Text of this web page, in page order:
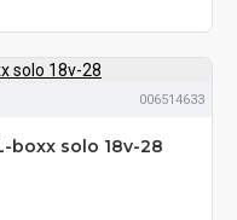
006514633
boxx solo 18v-28